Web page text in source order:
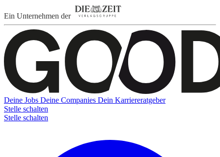
Ein Unternehmen der
Deine Jobs Deine Companies Dein Karriereratgeber
Stelle schalten
Stelle schalten